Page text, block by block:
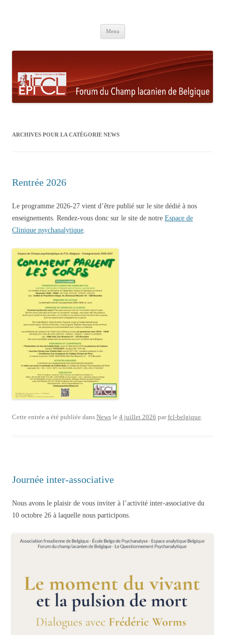
Menu
ARCHIVES POUR LA CATÉGORIE NEWS
Rentrée 2026
Le programme 2026-27 vient d’être publié sur le site dédié à nos
enseignements. Rendez-vous donc sur le site de notre Espace de
Clinique psychanalytique.
Cette entrée a été publiée dans News le 4 juillet 2026 parfcl-belgique.
Journée inter-associative
Nous avons le plaisir de vous inviter à l’activité inter-associative du
10 octobre 26 à laquelle nous participons.